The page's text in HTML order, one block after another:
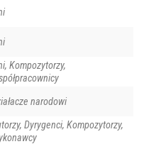
Kompozytorzy,
narodowi
Dyrygenci, Kompozytorzy,